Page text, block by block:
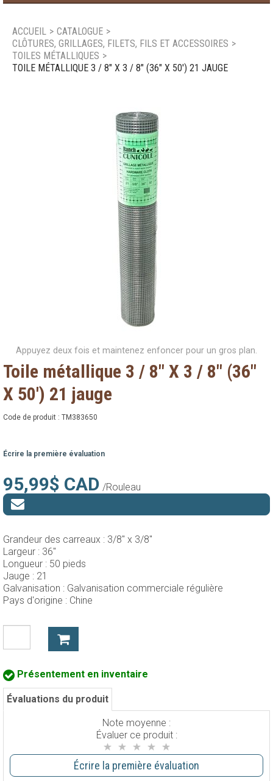
Catalogue de produit
Nouveaux produits
Nous joindre
ACCUEIL > CATALOGUE >
CLÔTURES, GRILLAGES, FILETS, FILS ET ACCESSOIRES >
TOILES MÉTALLIQUES >
TOILE MÉTALLIQUE 3 / 8" X 3 / 8" (36" X 50') 21 JAUGE
Appuyez deux fois et maintenez enfoncer pour un gros plan.
Toile métallique 3 / 8" X 3 / 8" (36"
X 50') 21 jauge
Code de produit : TM383650
Écrire la première évaluation
95,99$ CAD /Rouleau
Grandeur des carreaux : 3/8" x 3/8"
Largeur : 36"
Longueur : 50 pieds
Jauge : 21
Galvanisation : Galvanisation commerciale régulière
Pays d'origine : Chine
Présentement en inventaire
Évaluations du produit
Note moyenne :
Évaluer ce produit :
Écrire la première évaluation